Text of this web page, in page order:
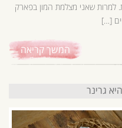
למרות שאני מצלמת המון בפארק
[…]
המשך קריאה
גרינר